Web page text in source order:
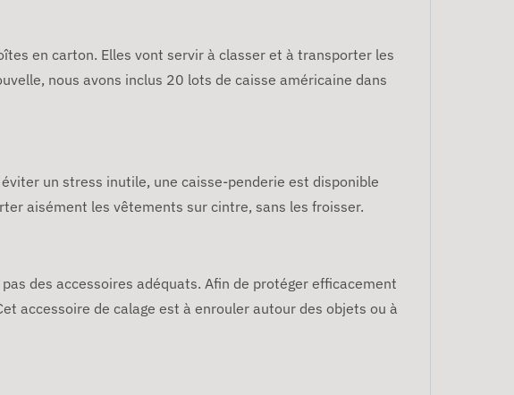
en carton. Elles vont servir à classer et à transporter les
nous avons inclus 20 lots de caisse américaine dans
un stress inutile, une caisse-penderie est disponible
aisément les vêtements sur cintre, sans les froisser.
des accessoires adéquats. Afin de protéger efficacement
accessoire de calage est à enrouler autour des objets ou à